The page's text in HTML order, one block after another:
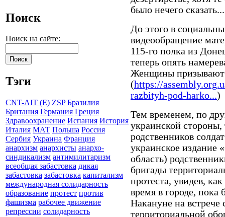
Поиск
Поиск на сайте:
Тэги
CNT-AIT (E) ZSP Бразилия
Британия Германия Греция
Здравоохранение Испания История
Италия МАТ Польша Россия
Сербия Украина Франция
анархизм анархисты анархо-
синдикализм антимилитаризм
всеобщая забастовка дикая
забастовка забастовка капитализм
международная солидарность
образование протест против
фашизма рабочее движение
репрессии солидарность
было нечего сказать...
До этого в
видеообращение
115-го полка из
теперь опять
Женщины призывают
(https://
razbityh-pod-harko...)
Тем временем, по
украинской стороны,
родственников
украинское издание
область)
бригады
протеста, увидев,
время в городе, пока
Накануне на встрече
территориальной